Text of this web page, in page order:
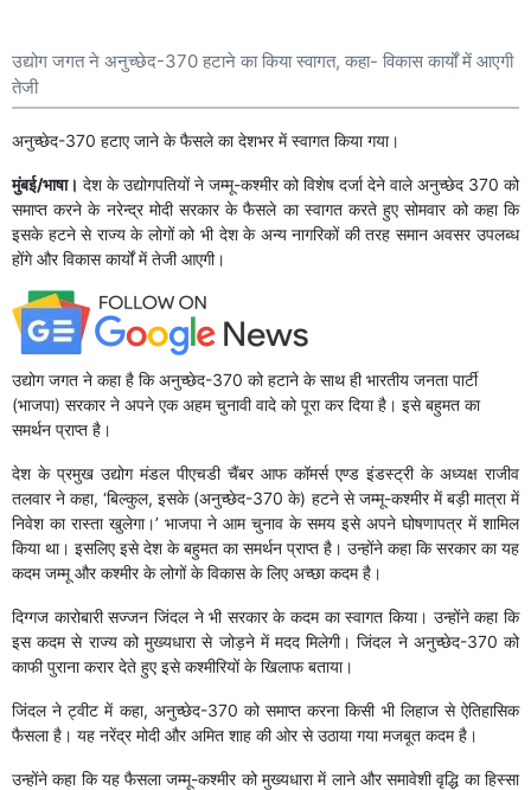
उद्योग जगत ने अनुच्छेद-370 हटाने का किया स्वागत, कहा- विकास कार्यों में आएगी
तेजी
अनुच्छेद-370 हटाए जाने के फैसले का देशभर में स्वागत किया गया।
मुंबई/भाषा। देश के उद्योगपतियों ने जम्मू-कश्मीर को विशेष दर्जा देने वाले अनुच्छेद 370 को
समाप्त करने के नरेन्द्र मोदी सरकार के फैसले का स्वागत करते हुए सोमवार को कहा कि
इसके हटने से राज्य के लोगों को भी देश के अन्य नागरिकों की तरह समान अवसर उपलब्ध
होंगे और विकास कार्यों में तेजी आएगी।
उद्योग जगत ने कहा है कि अनुच्छेद-370 को हटाने के साथ ही भारतीय जनता पार्टी
(भाजपा) सरकार ने अपने एक अहम चुनावी वादे को पूरा कर दिया है। इसे बहुमत का
समर्थन प्राप्त है।
देश के प्रमुख उद्योग मंडल पीएचडी चैंबर आफ कॉमर्स एण्ड इंडस्ट्री के अध्यक्ष राजीव
तलवार ने कहा, ‘बिल्कुल, इसके (अनुच्छेद-370 के) हटने से जम्मू-कश्मीर में बड़ी मात्रा में
निवेश का रास्ता खुलेगा।’ भाजपा ने आम चुनाव के समय इसे अपने घोषणापत्र में शामिल
किया था। इसलिए इसे देश के बहुमत का समर्थन प्राप्त है। उन्होंने कहा कि सरकार का यह
कदम जम्मू और कश्मीर के लोगों के विकास के लिए अच्छा कदम है।
दिग्गज कारोबारी सज्जन जिंदल ने भी सरकार के कदम का स्वागत किया। उन्होंने कहा कि
इस कदम से राज्य को मुख्यधारा से जोड़ने में मदद मिलेगी। जिंदल ने अनुच्छेद-370 को
काफी पुराना करार देते हुए इसे कश्मीरियों के खिलाफ बताया।
जिंदल ने ट्वीट में कहा, अनुच्छेद-370 को समाप्त करना किसी भी लिहाज से ऐतिहासिक
फैसला है। यह नरेंद्र मोदी और अमित शाह की ओर से उठाया गया मजबूत कदम है।
उन्होंने कहा कि यह फैसला जम्मू-कश्मीर को मुख्यधारा में लाने और समावेशी वृद्धि का हिस्सा